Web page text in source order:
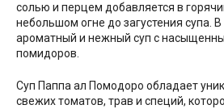
солью и перцем добавляется в
небольшом огне до загустения супа. В
ароматный и нежный суп с
помидоров.
Суп Паппа ал Помодоро обладает
свежих томатов, трав и специй,